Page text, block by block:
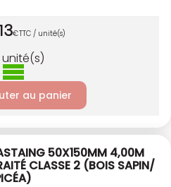
€TTC / unité(s)
unité(s)
au panier
50X150MM 4,00M
CLASSE 2 (BOIS SAPIN/